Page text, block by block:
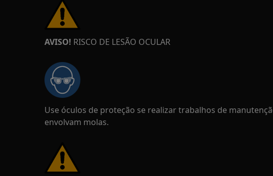
AVISO! RISCO DE LESÃO OCULAR
Use óculos de proteção se realizar trabalhos de
envolvam molas.